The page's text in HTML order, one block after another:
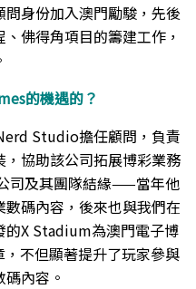
身份加入澳門勵駿，先後
佛得角項目的籌建工作，
的機遇的？
Studio擔任顧問，負責
協助該公司拓展博彩業務
司及其團隊結緣——當年他
碼內容，後來也與我們在
的X Stadium為澳門電子博
不但顯著提升了玩家參與
內容。